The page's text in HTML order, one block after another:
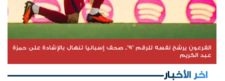
الفرعون يرشح نفسه للرقم "9".. صحف إسبانيا تنهال بالإشادة على حمزة
عبد الكريم
اخر الأخبار